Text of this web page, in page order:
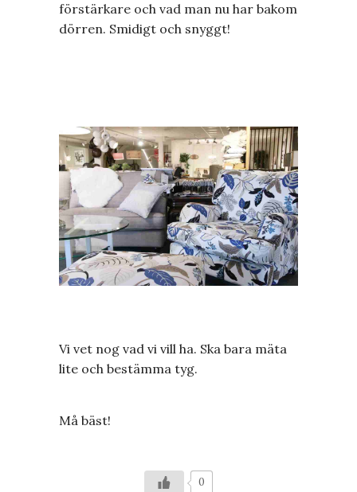
förstärkare och vad man nu har bakom
dörren. Smidigt och snyggt!
Vi vet nog vad vi vill ha. Ska bara mäta
lite och bestämma tyg.
Må bäst!
0